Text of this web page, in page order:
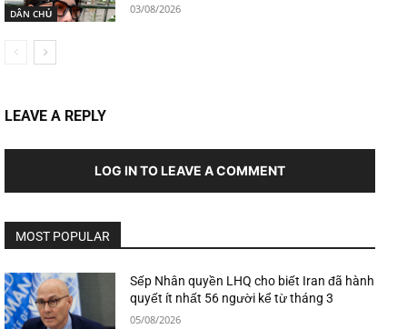
DÂN CHỦ 03/08/2026
LEAVE A REPLY
LOG IN TO LEAVE A COMMENT
MOST POPULAR
Sếp Nhân quyền LHQ cho biết Iran đã hành
quyết ít nhất 56 người kể từ tháng 3
05/08/2026